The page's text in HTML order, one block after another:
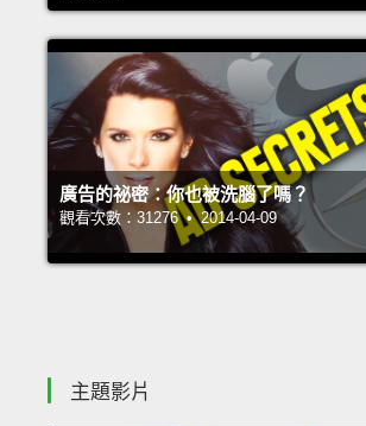
廣告的祕密：你也被洗腦了嗎？
觀看次數：31276 • 2014-04-09
主題影片